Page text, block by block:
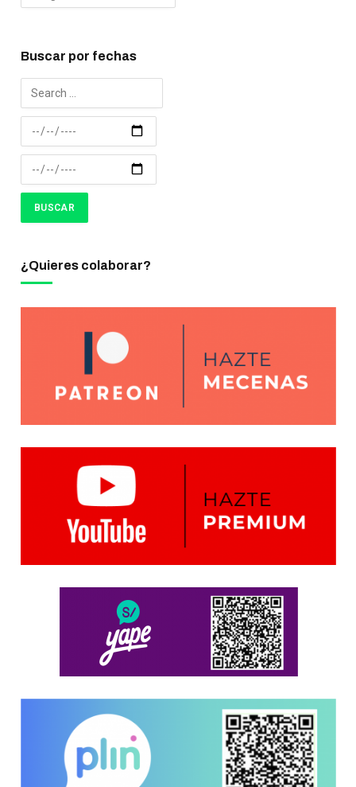
Buscar por fechas
¿Quieres colaborar?